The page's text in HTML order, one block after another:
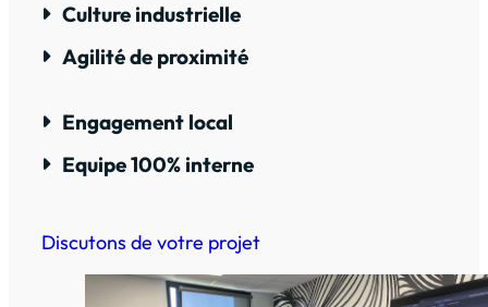
Culture industrielle
Agilité de proximité
Engagement local
Equipe 100% interne
Discutons de votre projet